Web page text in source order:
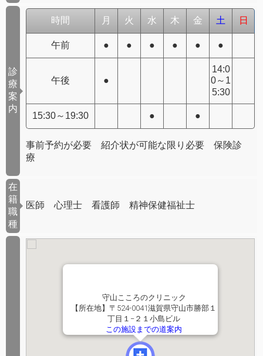
診
療
案
内
時間 月 火 水 木 金 土 日
午前 ● ● ● ● ● ●
午後 ●
14:0
0～1
5:30
15:30～19:30 ● ●
事前予約が必要 紹介状が可能な限り必要 保険診
療
在
籍
職
種
医師 心理士 看護師 精神保健福祉士
守山こころのクリニック
【所在地】〒524-0041滋賀県守山市勝部１
丁目１−２１小島ビル
この施設までの道案内